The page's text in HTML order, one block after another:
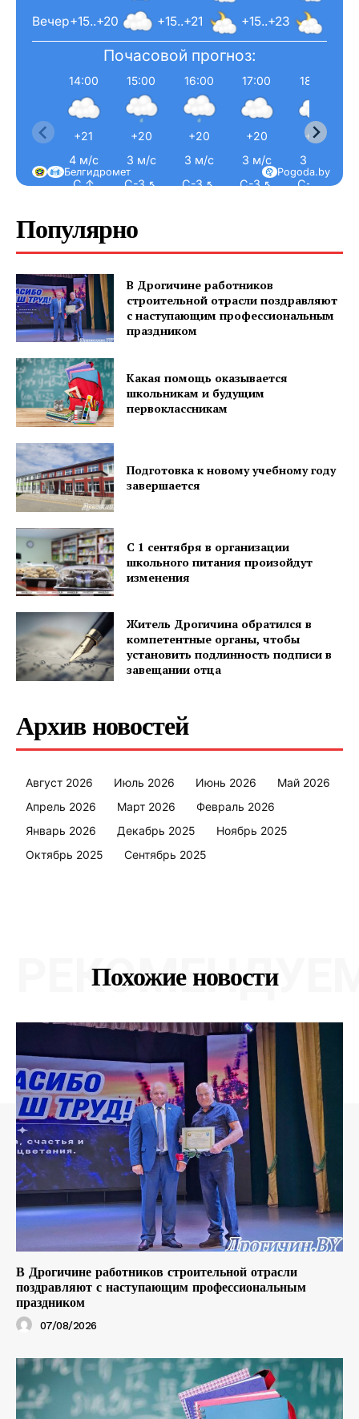
Газета
"Драгічынскі Веснік"
Редакция "ДВ"
Наша гісторыя
Контакты
Электронные обращения
+15..+20
+15..+21
+15..+23
Вечер
Почасовой прогноз:
14:00
+21
4 м/с
С ↑
15:00
+20
3 м/с
С-З ↖
16:00
+20
3 м/с
С-З ↖
17:00
+20
3 м/с
С-З ↖
18:00
+21
3 м/с
С-З ↖
Pogoda.by
Белгидромет
Популярно
В Дрогичине работников
строительной отрасли поздравляют
с наступающим профессиональным
праздником
Какая помощь оказывается
школьникам и будущим
первоклассникам
Подготовка к новому учебному году
завершается
С 1 сентября в организации
школьного питания произойдут
изменения
Житель Дрогичина обратился в
компетентные органы, чтобы
установить подлинность подписи в
завещании отца
Архив новостей
Август 2026 Июль 2026 Июнь 2026
Май 2026
Апрель 2026
Март 2026
Февраль 2026
Январь 2026
Декабрь 2025
Ноябрь 2025
Октябрь 2025
Сентябрь 2025
Похожие новости
В Дрогичине работников строительной отрасли
поздравляют с наступающим профессиональным
праздником
07/08/2026